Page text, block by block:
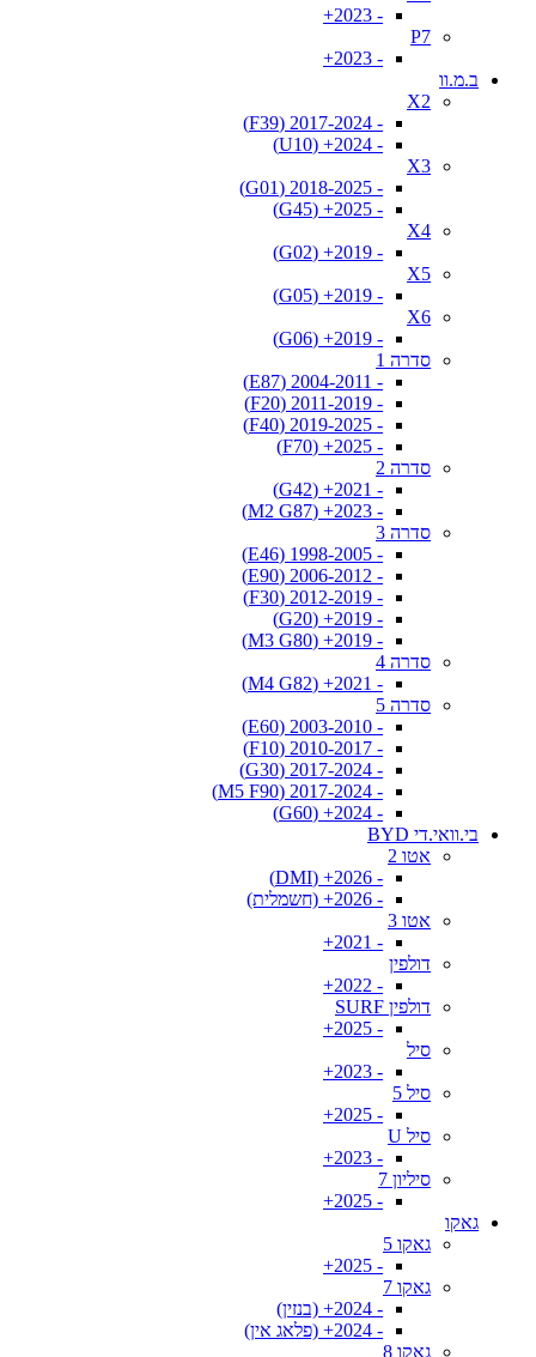
- 2023+
P7
- 2023+
ב.מ.וו
X2
- 2017-2024 (F39)
- 2024+ (U10)
X3
- 2018-2025 (G01)
- 2025+ (G45)
X4
- 2019+ (G02)
X5
- 2019+ (G05)
X6
- 2019+ (G06)
סדרה 1
- 2004-2011 (E87)
- 2011-2019 (F20)
- 2019-2025 (F40)
- 2025+ (F70)
סדרה 2
- 2021+ (G42)
- 2023+ (M2 G87)
סדרה 3
- 1998-2005 (E46)
- 2006-2012 (E90)
- 2012-2019 (F30)
- 2019+ (G20)
- 2019+ (M3 G80)
סדרה 4
- 2021+ (M4 G82)
סדרה 5
- 2003-2010 (E60)
- 2010-2017 (F10)
- 2017-2024 (G30)
- 2017-2024 (M5 F90)
- 2024+ (G60)
בי.וואי.די BYD
אטו 2
- 2026+ (DMI)
- 2026+ (חשמלית)
אטו 3
- 2021+
דולפין
- 2022+
דולפין SURF
- 2025+
סיל
- 2023+
סיל 5
- 2025+
סיל U
- 2023+
סיליון 7
- 2025+
גאקו
גאקו 5
- 2025+
גאקו 7
- 2024+ (בנזין)
- 2024+ (פלאג אין)
גאקו 8